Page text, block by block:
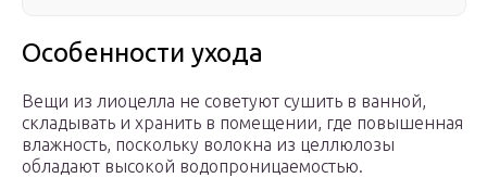
Особенности ухода
Вещи из лиоцелла не советуют сушить в ванной,
складывать и хранить в помещении, где повышенная
влажность, поскольку волокна из целлюлозы
обладают высокой водопроницаемостью.